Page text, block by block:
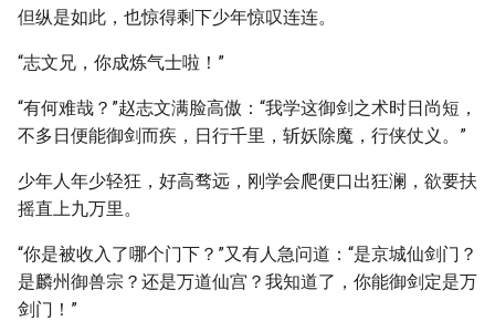
但纵是如此，也惊得剩下少年惊叹连连。
“志文兄，你成炼气士啦！”
“有何难哉？”赵志文满脸高傲：“我学这御剑之术时日尚短，
不多日便能御剑而疾，日行千里，斩妖除魔，行侠仗义。”
少年人年少轻狂，好高骛远，刚学会爬便口出狂澜，欲要扶
摇直上九万里。
“你是被收入了哪个门下？”又有人急问道：“是京城仙剑门？
是麟州御兽宗？还是万道仙宫？我知道了，你能御剑定是万
剑门！”